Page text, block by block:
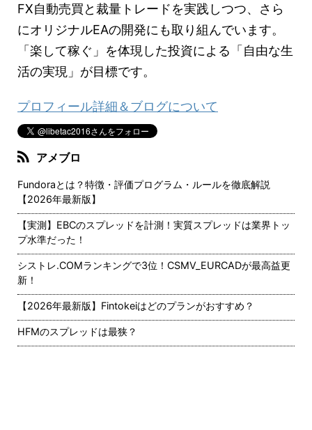
FX自動売買と裁量トレードを実践しつつ、さら
にオリジナルEAの開発にも取り組んでいます。
「楽して稼ぐ」を体現した投資による「自由な生
活の実現」が目標です。
プロフィール詳細＆ブログについて
アメブロ
Fundoraとは？特徴・評価プログラム・ルールを徹底解説
【2026年最新版】
【実測】EBCのスプレッドを計測！実質スプレッドは業界トッ
プ水準だった！
シストレ.COMランキングで3位！CSMV_EURCADが最高益更
新！
【2026年最新版】Fintokeiはどのプランがおすすめ？
HFMのスプレッドは最狭？